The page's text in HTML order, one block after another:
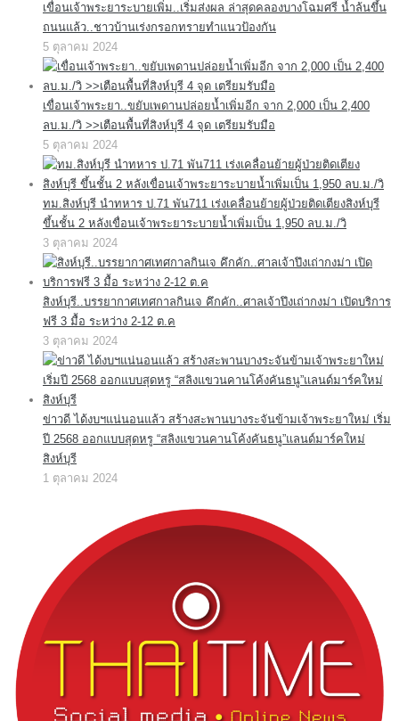
เขื่อนเจ้าพระยาระบายเพิ่ม..เริ่มส่งผล ล่าสุดคลองบางโฉมศรี น้ำล้นขึ้น
ถนนแล้ว..ชาวบ้านเร่งกรอกทรายทำแนวป้องกัน
5 ตุลาคม 2024
เขื่อนเจ้าพระยา..ขยับเพดานปล่อยน้ำเพิ่มอีก จาก 2,000 เป็น 2,400
ลบ.ม./วิ >>เตือนพื้นที่สิงห์บุรี 4 จุด เตรียมรับมือ
5 ตุลาคม 2024
ทม.สิงห์บุรี นำทหาร ป.71 พัน711 เร่งเคลื่อนย้ายผู้ป่วยติดเตียงสิงห์บุรี
ขึ้นชั้น 2 หลังเขื่อนเจ้าพระยาระบายน้ำเพิ่มเป็น 1,950 ลบ.ม./วิ
3 ตุลาคม 2024
สิงห์บุรี..บรรยากาศเทศกาลกินเจ คึกคัก..ศาลเจ้าปึงเถ่ากงม่า เปิดบริการ
ฟรี 3 มื้อ ระหว่าง 2-12 ต.ค
3 ตุลาคม 2024
ข่าวดี ได้งบฯแน่นอนแล้ว สร้างสะพานบางระจันข้ามเจ้าพระยาใหม่ เริ่ม
ปี 2568 ออกแบบสุดหรู “สลิงแขวนคานโค้งคันธนู”แลนด์มาร์คใหม่
สิงห์บุรี
1 ตุลาคม 2024